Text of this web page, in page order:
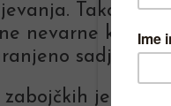
Tako je
nevarne kužne
sadje.
je